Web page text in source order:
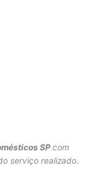
SPcom
serviço realizado.